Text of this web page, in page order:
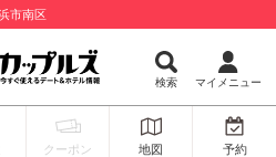
市南区
検索 マイメニュー
クーポン 地図 予約